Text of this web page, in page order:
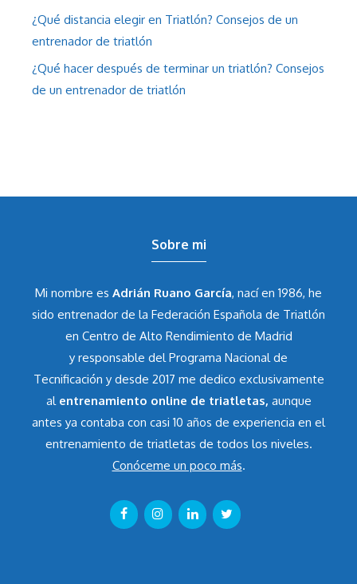
¿Qué distancia elegir en Triatlón? Consejos de un
entrenador de triatlón
¿Qué hacer después de terminar un triatlón? Consejos
de un entrenador de triatlón
Sobre mi
Mi nombre es Adrián Ruano García, nací en 1986, he
sido entrenador de la Federación Española de Triatlón
en Centro de Alto Rendimiento de Madrid
y responsable del Programa Nacional de
Tecnificación y desde 2017 me dedico exclusivamente
al entrenamiento online de triatletas, aunque
antes ya contaba con casi 10 años de experiencia en el
entrenamiento de triatletas de todos los niveles.
Conóceme un poco más.